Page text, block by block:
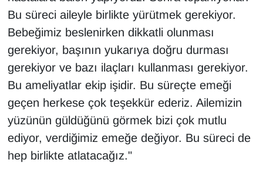
Bu süreci aileyle birlikte yürütmek gerekiyor.
Bebeğimiz beslenirken dikkatli olunması
gerekiyor, başının yukarıya doğru durması
gerekiyor ve bazı ilaçları kullanması gerekiyor.
Bu ameliyatlar ekip işidir. Bu süreçte emeği
geçen herkese çok teşekkür ederiz. Ailemizin
yüzünün güldüğünü görmek bizi çok mutlu
ediyor, verdiğimiz emeğe değiyor. Bu süreci de
hep birlikte atlatacağız."